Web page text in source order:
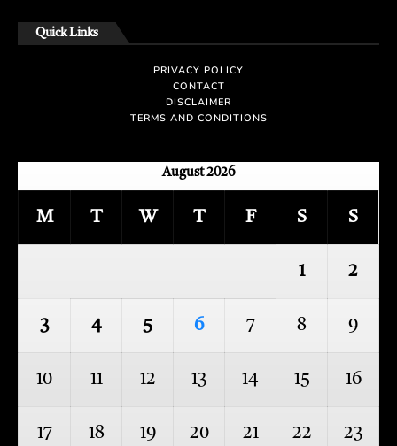
Quick Links
PRIVACY POLICY
CONTACT
DISCLAIMER
TERMS AND CONDITIONS
August 2026
M T W T F S S
1 2
3 4 5 6 7 8 9
10 11 12 13 14 15 16
17 18 19 20 21 22 23